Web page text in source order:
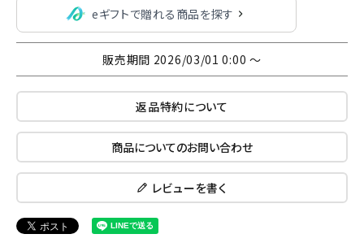
eギフトで贈れる商品を探す
販売期間 2026/03/01 0:00 〜
返品特約について
商品についてのお問い合わせ
レビューを書く